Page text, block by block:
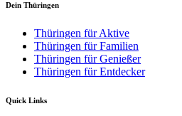
Dein Thüringen
Thüringen für Aktive
Thüringen für Familien
Thüringen für Genießer
Thüringen für Entdecker
Quick Links